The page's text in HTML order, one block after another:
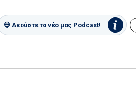
Ακούστε το νέο μας Podcast!